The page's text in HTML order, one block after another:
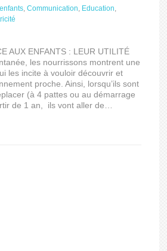
,Communication, Education,
AUX ENFANTS : LEUR UTILITÉ
les nourrissons montrent une
les incite à vouloir découvrir et
proche. Ainsi, lorsqu’ils sont
(à 4 pattes ou au démarrage
de 1 an, ils vont aller de…